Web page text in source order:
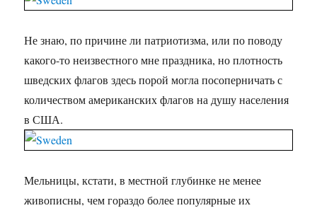
Не знаю, по причине ли патриотизма, или по поводу
какого-то неизвестного мне праздника, но плотность
шведских флагов здесь порой могла посоперничать с
количеством американских флагов на душу населения
в США.
Мельницы, кстати, в местной глубинке не менее
живописны, чем гораздо более популярные их